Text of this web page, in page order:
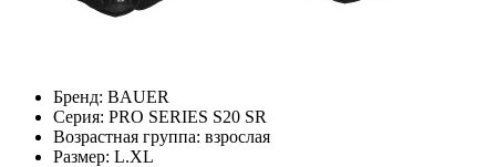
Бренд: BAUER
Серия: PRO SERIES S20 SR
Возрастная группа: взрослая
Размер: L.XL